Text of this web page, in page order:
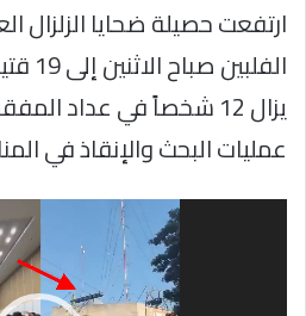
ارتفعت حصيلة ضحايا
يزال 12 شخصاً في عداد
عمليات البحث والإنقاذ في